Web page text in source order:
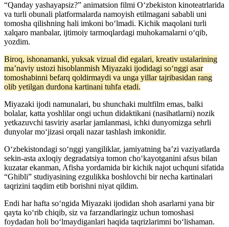
“Qanday yashayapsiz?” animatsion filmi O‘zbekiston kinoteatrlarida
va turli obunali platformalarda namoyish etilmagani sababli uni
tomosha qilishning hali imkoni bo‘lmadi. Kichik maqolani turli
xalqaro manbalar, ijtimoiy tarmoqlardagi muhokamalarni o‘qib,
yozdim.
Biroq, ishonamanki, yuksak vizual did egalari, kreativ ustalarining
ma’naviy ustozi hisoblanmish Miyazaki ijodidagi so‘nggi asar
tomoshabinni befarq qoldirmaydi va unga yillar tajribasidan rang
olib yetilgan durdona kartinani tuhfa etadi.
Miyazaki ijodi namunalari, bu shunchaki multfilm emas, balki
bolalar, katta yoshlilar ongi uchun didaktikani (nasihatlarni) nozik
yetkazuvchi tasviriy asarlar jamlanmasi, ichki dunyomizga sehrli
dunyolar mo‘jizasi orqali nazar tashlash imkonidir.
O‘zbekistondagi so‘nggi yangiliklar, jamiyatning ba’zi vaziyatlarda
sekin-asta axloqiy degradatsiya tomon cho‘kayotganini afsus bilan
kuzatar ekanman, Afisha yordamida bir kichik najot uchquni sifatida
“Ghibli” studiyasining ezgulikka boshlovchi bir necha kartinalari
taqrizini taqdim etib borishni niyat qildim.
Endi har hafta so‘ngida Miyazaki ijodidan shoh asarlarni yana bir
qayta ko‘rib chiqib, siz va farzandlaringiz uchun tomoshasi
foydadan holi bo‘lmaydiganlari haqida taqrizlarimni bo‘lishaman.